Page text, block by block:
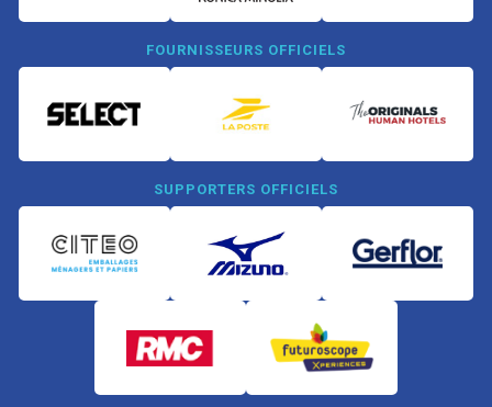
FOURNISSEURS OFFICIELS
SUPPORTERS OFFICIELS